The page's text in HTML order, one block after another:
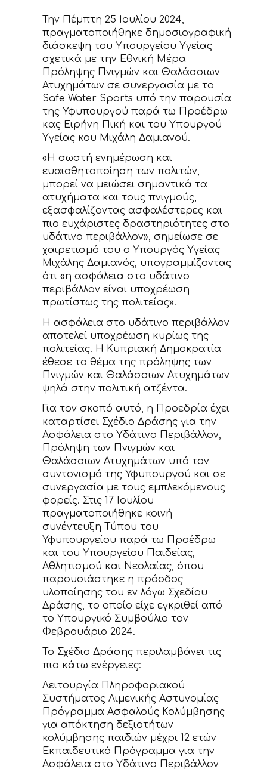
Την Πέμπτη 25 Ιουλίου 2024,
πραγματοποιήθηκε δημοσιογραφική
διάσκεψη του Υπουργείου Υγείας
σχετικά με την Εθνική Μέρα
Πρόληψης Πνιγμών και Θαλάσσιων
Ατυχημάτων σε συνεργασία με το
Safe Water Sports υπό την παρουσία
της Υφυπουργού παρά τω Προέδρω
κας Ειρήνη Πική και του Υπουργού
Υγείας κου Μιχάλη Δαμιανού.
«Η σωστή ενημέρωση και
ευαισθητοποίηση των πολιτών,
μπορεί να μειώσει σημαντικά τα
ατυχήματα και τους πνιγμούς,
εξασφαλίζοντας ασφαλέστερες και
πιο ευχάριστες δραστηριότητες στο
υδάτινο περιβάλλον», σημείωσε σε
χαιρετισμό του ο Υπουργός Υγείας
Μιχάλης Δαμιανός, υπογραμμίζοντας
ότι «η ασφάλεια στο υδάτινο
περιβάλλον είναι υποχρέωση
πρωτίστως της πολιτείας».
Η ασφάλεια στο υδάτινο περιβάλλον
αποτελεί υποχρέωση κυρίως της
πολιτείας. Η Κυπριακή Δημοκρατία
έθεσε το θέμα της πρόληψης των
Πνιγμών και Θαλάσσιων Ατυχημάτων
ψηλά στην πολιτική ατζέντα.
Για τον σκοπό αυτό, η Προεδρία έχει
καταρτίσει Σχέδιο Δράσης για την
Ασφάλεια στο Υδάτινο Περιβάλλον,
Πρόληψη των Πνιγμών και
Θαλάσσιων Ατυχημάτων υπό τον
συντονισμό της Υφυπουργού και σε
συνεργασία με τους εμπλεκόμενους
φορείς. Στις 17 Ιουλίου
πραγματοποιήθηκε κοινή
συνέντευξη Τύπου του
Υφυπουργείου παρά τω Προέδρω
και του Υπουργείου Παιδείας,
Αθλητισμού και Νεολαίας, όπου
παρουσιάστηκε η πρόοδος
υλοποίησης του εν λόγω Σχεδίου
Δράσης, το οποίο είχε εγκριθεί από
το Υπουργικό Συμβούλιο τον
Φεβρουάριο 2024.
Το Σχέδιο Δράσης περιλαμβάνει τις
πιο κάτω ενέργειες:
Λειτουργία Πληροφοριακού
Συστήματος Λιμενικής Αστυνομίας
Πρόγραμμα Ασφαλούς Κολύμβησης
για απόκτηση δεξιοτήτων
κολύμβησης παιδιών μέχρι 12 ετών
Εκπαιδευτικό Πρόγραμμα για την
Ασφάλεια στο Υδάτινο Περιβάλλον